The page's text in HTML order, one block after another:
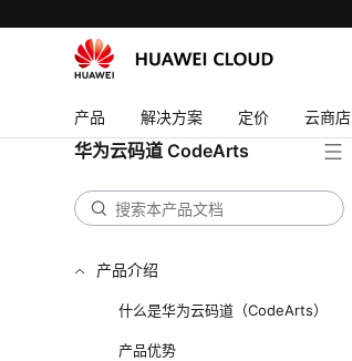
产品 解决方案 定价 云商店
华为云码道 CodeArts
产品介绍
什么是华为云码道（CodeArts）
产品优势